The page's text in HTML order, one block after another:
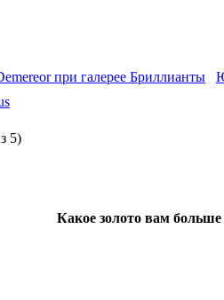
5)
Какое золото вам больше